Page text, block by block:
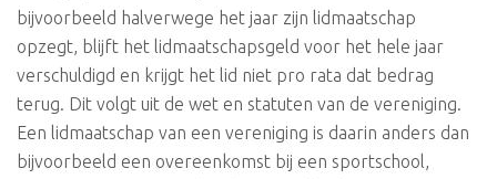
bijvoorbeeld halverwege het jaar zijn lidmaatschap
opzegt, blijft het lidmaatschapsgeld voor het hele jaar
verschuldigd en krijgt het lid niet pro rata dat bedrag
terug. Dit volgt uit de wet en statuten van de vereniging.
Een lidmaatschap van een vereniging is daarin anders dan
bijvoorbeeld een overeenkomst bij een sportschool,